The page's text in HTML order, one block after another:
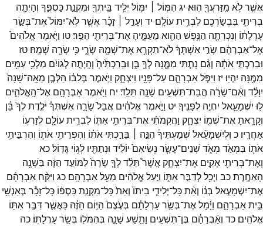
אֲשֶׁ֛רלֹ֥א מִֽזַּרְעֲךָ֖ הֽוּא׃ יג הִמּ֧וֹל ׀ יִמּ֛וֹל יְלִ֥יד בֵּֽיתְךָ֖ וּמִקְנַ֣תכַּסְפֶּ֑ךָ וְהָיְתָ֧ה
בְרִיתִ֛י בִּבְשַׂרְכֶ֖ם לִבְרִ֥יתעוֹלָֽם׃ יד וְעָרֵ֣ל ׀ זָכָ֗ראֲשֶׁ֤רלֹֽא־יִמּוֹל֙אֶת־בְּשַׂ֣ר
עָרְלָת֔וֹ וְנִכְרְתָ֛ה הַנֶּ֥פֶשׁ הַהִ֖וא מֵעַמֶּ֑יהָ אֶת־בְּרִיתִ֖י הֵפַֽר׃טו וַיֹּ֤אמֶראֱלֹהִים֙
אֶל־אַבְרָהָ֔ם שָׂרַ֣י אִשְׁתְּךָ֔לֹא־תִקְרָ֥אאֶת־שְׁמָ֖הּ שָׂרָ֑י כִּ֥י שָׂרָ֖ה שְׁמָֽהּ׃ טז
וּבֵרַכְתִּ֣י אֹתָ֔הּ וְגַ֨ם נָתַ֧תִּי מִמֶּ֛נָּה לְךָ֖ בֵּ֑ן וּבֵֽרַכְתִּ֙יהָ֙ וְהָֽיְתָ֣ה לְגוֹיִ֔ם מַלְכֵ֥י עַמִּ֖ים
מִמֶּ֥נָּה יִהְיֽוּ׃ יז וַיִּפֹּ֧לאַבְרָהָ֛ם עַל־פָּנָ֖יו וַיִּצְחָ֑ק וַיֹּ֣אמֶר בְּלִבּ֗וֹ הַלְּבֶ֤ן מֵאָֽה־שָׁנָה֙
יִוָּלֵ֔ד וְאִ֨ם־שָׂרָ֔ה הֲבַת־תִּשְׁעִ֥ים שָׁנָ֖ה תֵּלֵֽד׃ יח וַיֹּ֥אמֶראַבְרָהָ֖ם אֶל־הָֽאֱלֹהִ֑ים
ל֥וּ יִשְׁמָעֵ֖אל יִחְיֶ֥ה לְפָנֶֽיךָ׃ יט וַיֹּ֣אמֶראֱלֹהִ֗ים אֲבָל֙ שָׂרָ֣ה אִשְׁתְּךָ֗ יֹלֶ֤דֶתלְךָ֙ בֵּ֔ן
וְקָרָ֥אתָאֶת־שְׁמ֖וֹ יִצְחָ֑ק וַהֲקִמֹתִ֨י אֶת־בְּרִיתִ֥י אִתּ֛וֹ לִבְרִ֥יתעוֹלָ֖ם לְזַרְע֥וֹ
אַחֲרָֽיו׃ כ וּֽלְיִשְׁמָעֵ֘אל שְׁמַעְתִּיךָ֒ הִנֵּ֣ה ׀ בֵּרַ֣כְתִּי אֹת֗וֹ וְהִפְרֵיתִ֥י אֹת֛וֹ וְהִרְבֵּיתִ֥י
אֹת֖וֹ בִּמְאֹ֣ד מְאֹ֑ד שְׁנֵים־עָשָׂ֤ר נְשִׂיאִם֙ יוֹלִ֔יד וּנְתַתִּ֖יו לְג֥וֹי גָּדֽוֹל׃כא
וְאֶת־בְּרִיתִ֖י אָקִ֣ים אֶת־יִצְחָ֑ק אֲשֶׁר֩ תֵּלֵ֨דלְךָ֤ שָׂרָה֙לַמּוֹעֵ֣ד הַזֶּ֔ה בַּשָּׁנָ֖ה
הָאַחֶֽרֶת׃כב וַיְכַ֖ללְדַבֵּ֣ראִתּ֑וֹ וַיַּ֣עַלאֱלֹהִ֔ים מֵעַ֖לאַבְרָהָֽם׃ כג וַיִּקַּ֨ח אַבְרָהָ֜ם
אֶת־יִשְׁמָעֵ֣אל בְּנ֗וֹ וְאֵ֨תכָּל־יְלִידֵ֤י בֵיתוֹ֙ וְאֵת֙כָּל־מִקְנַ֣תכַּסְפּ֔וֹ כָּל־זָכָ֕ר בְּאַנְשֵׁ֖י
בֵּ֣יתאַבְרָהָ֑ם וַיָּ֜מָלאֶת־בְּשַׂ֣רעָרְלָתָ֗ם בְּעֶ֙צֶם֙ הַיּ֣וֹם הַזֶּ֔ה כַּאֲשֶׁ֛רדִּבֶּ֥ראִתּ֖וֹ
אֱלֹהִֽים׃ כד וְאַ֨בְרָהָ֔ם בֶּן־תִּשְׁעִ֥ים וָתֵ֖שַׁע שָׁנָ֑ה בְּהִמֹּל֖וֹ בְּשַׂ֥רעָרְלָתֽוֹ׃ כה